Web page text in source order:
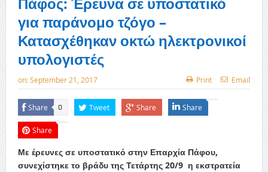
για παράνομο τζόγο –
Κατασχέθηκαν οκτώ ηλεκτρονικοί
υπολογιστές
on:September 21, 2017 Print Email
Share 0 Tweet Share Share
Share
Με έρευνες σε υποστατικό στην Επαρχία Πάφου,
συνεχίστηκε το βράδυ της Τετάρτης 20/9 η εκστρατεία